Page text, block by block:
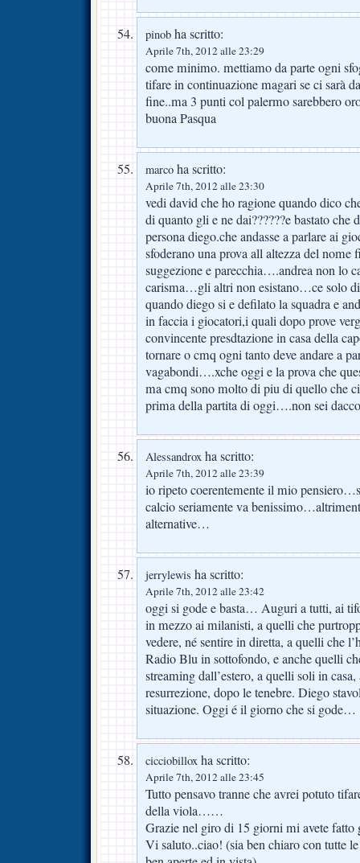
pinob ha scritto:
Aprile 7th, 2012 alle 23:29
come minimo. mettiamo da parte ogni
tifare in continuazione magari se ci sarà
fine..ma 3 punti col palermo sarebbero
buona Pasqua
marco ha scritto:
Aprile 7th, 2012 alle 23:30
vedi david che ho ragione quando dico
di quanto gli e ne dai??????e bastato che
persona diego.che andasse a parlare ai
sfoderano una prova all altezza del
suggezione e parecchia….andrea non lo
carisma…gli altri non esistano…ce solo
quando diego si e defilato la squadra e
in faccia i giocatori,i quali dopo prove
convincente presdtazione in casa della
tornare o cmq ogni tanto deve andare a
vagabondi….xche oggi e la prova che
ma cmq sono molto di piu di quello che
prima della partita di oggi….non sei
Alessandrox ha scritto:
Aprile 7th, 2012 alle 23:39
io ripeto coerentemente il mio
calcio seriamente va
alternative…
jerrylewis ha scritto:
Aprile 7th, 2012 alle 23:42
oggi si gode e basta… Auguri a tutti, ai
in mezzo ai milanisti, a quelli che
vedere, né sentire in diretta, a quelli che
Radio Blu in sottofondo, e anche quelli
streaming dall’estero, a quelli soli in
resurrezione, dopo le tenebre. Diego
situazione. Oggi é il giorno che si gode…
cicciobillox ha scritto:
Aprile 7th, 2012 alle 23:45
Tutto pensavo tranne che avrei potuto
della viola……
Grazie nel giro di 15 giorni mi avete fatto
Vi saluto..ciao! (sia ben chiaro con tutte